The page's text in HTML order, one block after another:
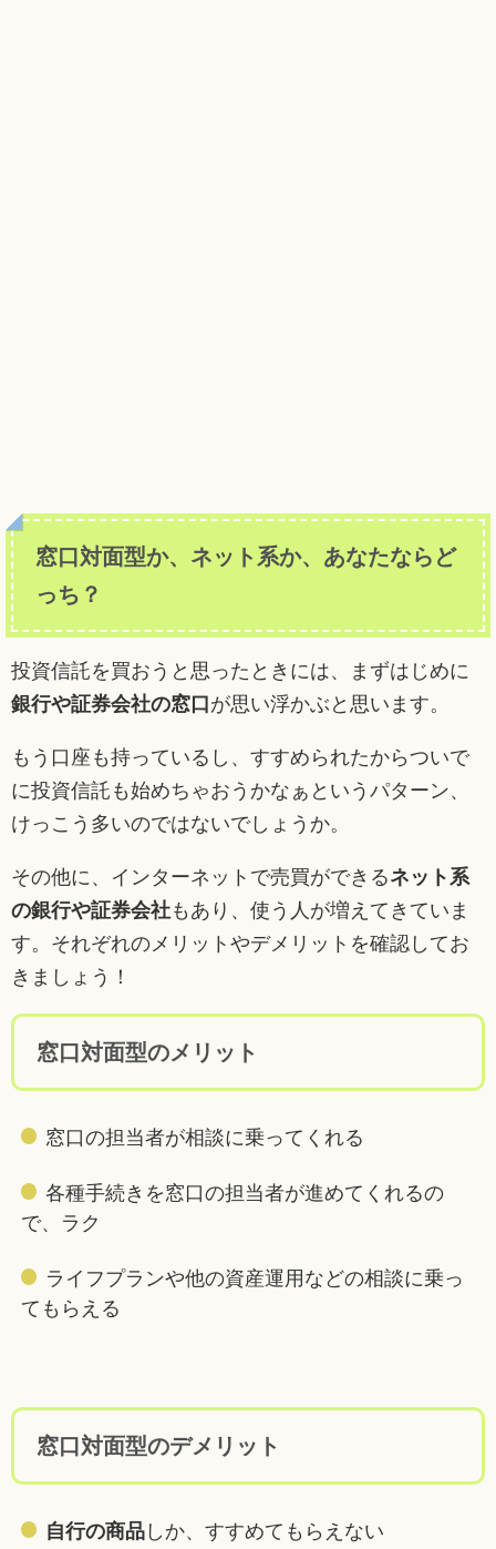
窓口対面型か、ネット系か、あなたならど
っち？
投資信託を買おうと思ったときには、まずはじめに
銀行や証券会社の窓口が思い浮かぶと思います。
もう口座も持っているし、すすめられたからついで
に投資信託も始めちゃおうかなぁというパターン、
けっこう多いのではないでしょうか。
その他に、インターネットで売買ができるネット系
の銀行や証券会社もあり、使う人が増えてきていま
す。それぞれのメリットやデメリットを確認してお
きましょう！
窓口対面型のメリット
窓口の担当者が相談に乗ってくれる
各種手続きを窓口の担当者が進めてくれるの
で、ラク
ライフプランや他の資産運用などの相談に乗っ
てもらえる
窓口対面型のデメリット
自行の商品 しか、すすめてもらえない